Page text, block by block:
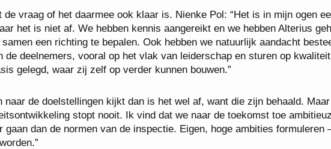
vraag of het daarmee ook klaar is. Nienke Pol: “Het is in mijn ogen
het is niet af. We hebben kennis aangereikt en we hebben Alterius
een richting te bepalen. Ook hebben we natuurlijk aandacht
de deelnemers, vooral op het vlak van leiderschap en sturen op
gelegd, waar zij zelf op verder kunnen bouwen.”
naar de doelstellingen kijkt dan is het wel af, want die zijn behaald.
stopt nooit. Ik vind dat we naar de toekomst toe
gaan dan de normen van de inspectie. Eigen, hoge ambities formuleren